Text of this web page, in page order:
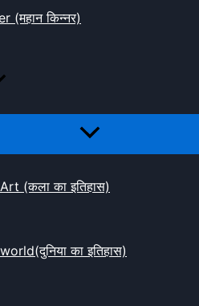
(महान किन्नर)
(कला का इतिहास)
का इतिहास)